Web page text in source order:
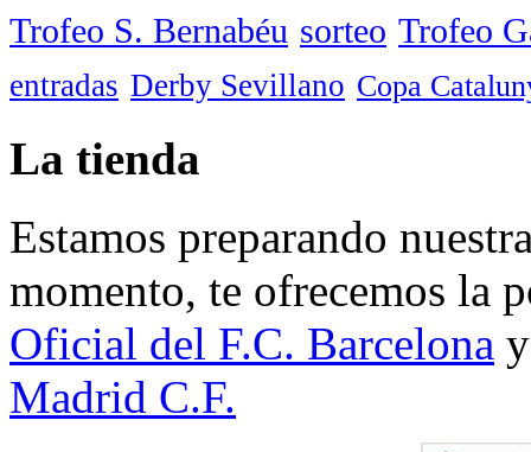
Trofeo S. Bernabéu sorteo Trofeo
entradas Derby Sevillano Copa
La tienda
Estamos preparando
momento, te ofrecemos la
Oficial del F.C. Barcelona
Madrid C.F.